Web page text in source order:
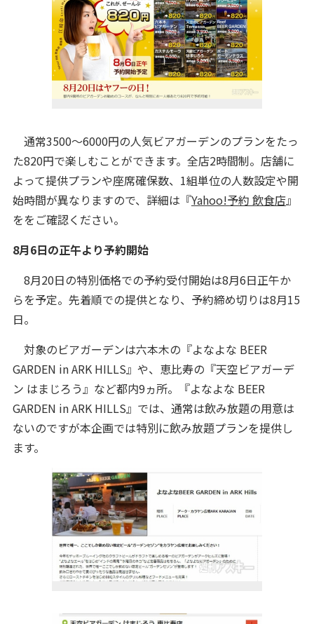
通常3500～6000円の人気ビアガーデンのプランをたっ
た820円で楽しむことができます。全店2時間制。店舗に
よって提供プランや座席確保数、1組単位の人数設定や開
始時間が異なりますので、詳細は『Yahoo!予約 飲食店』
ををご確認ください。
8月6日の正午より予約開始
8月20日の特別価格での予約受付開始は8月6日正午か
らを予定。先着順での提供となり、 予約締め切りは8月15
日。
対象のビアガーデンは六本木の『よなよな BEER
GARDEN in ARK HILLS』や、恵比寿の『天空ビアガーデ
ン はまじろう』など都内9ヵ所。『よなよな BEER
GARDEN in ARK HILLS』では、通常は飲み放題の用意は
ないのですが本企画では特別に飲み放題プランを提供し
ます。